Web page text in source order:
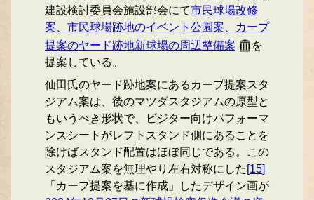
建設検討委員会施設部会にて市民球場改修
案、市民球場跡地のイベント公園案、カープ
提案のヤード跡地新球場の周辺整備案
を
提案している。
仙田氏のヤード跡地案にあるカープ提案スタ
ジアム案は、後のマツダスタジアムの原型と
もいうべき形状で、ビジター向けパフォーマ
ンスシートがレフトスタンド側にあることを
除けばスタンド配置はほぼ同じである。この
スタジアム案を無理やり左右対称にした [15]
「カープ提案を基に作成」したデザイン画が